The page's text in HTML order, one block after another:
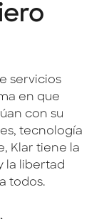
servicios
en que
con su
tecnología
Klar tiene la
la libertad
todos.